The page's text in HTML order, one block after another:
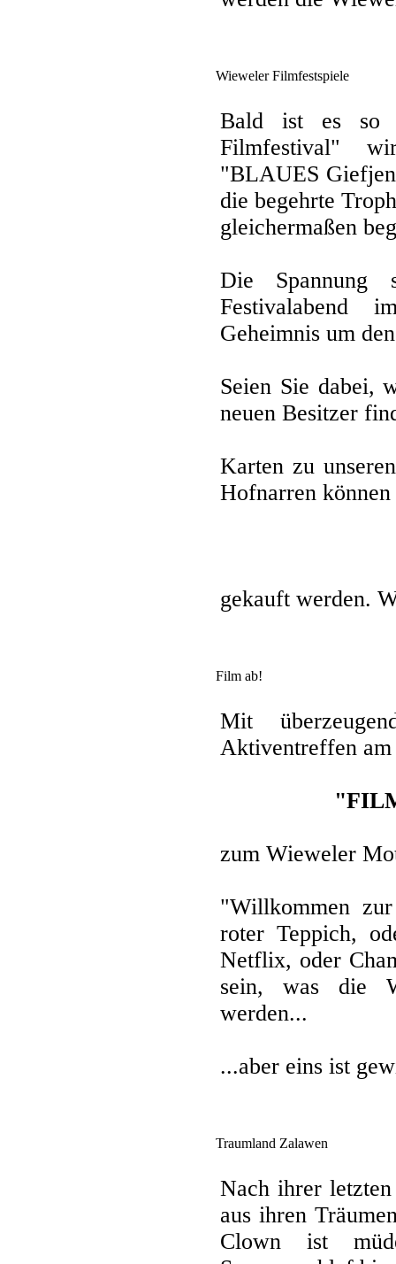
Wieweler Filmfestspiele
Bald ist es so
Filmfestival"
"BLAUES
die begehrte
gleichermaßen
Die
Festivalabend
Geheimnis um
Seien Sie dabei,
neuen Besitzer
Karten zu
Hofnarren
gekauft werden.
Film ab!
Mit
Aktiventreffen am
zum Wieweler
"Willkommen
roter Teppich,
Netflix, oder
sein, was die
werden...
...aber eins ist
Traumland Zalawen
Nach ihrer
aus ihren
Clown ist